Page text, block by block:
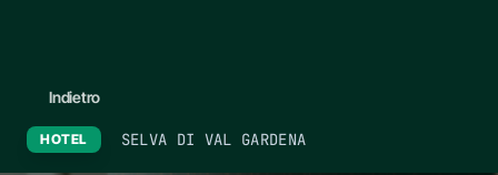
Indietro
HOTEL SELVA DI VAL GARDENA